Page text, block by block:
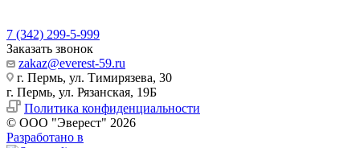
7 (342) 299-5-999
Заказать звонок
zakaz@everest-59.ru
г. Пермь, ул. Тимирязева, 30
г. Пермь, ул. Рязанская, 19Б
Политика конфиденциальности
© ООО "Эверест" 2026
Разработано в